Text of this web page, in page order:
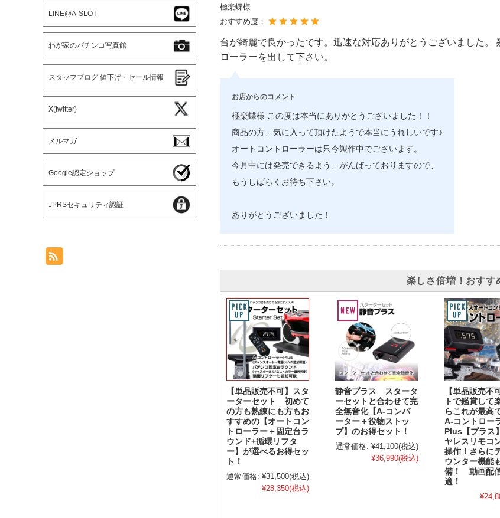
極楽蝶様
おすすめ度：
台が綺麗で良かったです。迅速な対応ありがとうございました
ローラーを出して下さい。
お店からのコメント
極楽蝶様 この度は本当にありがとうございました！！
商品の方、気に入って頂けたようで本当にうれしいです♪
オートコントローラーは只今製作中でございます。
今月中には発売できるよう、がんばっておりますので、
もうしばらくお待ち下さい。
ありがとうございました！
楽しさ倍増！おすす
【単品販売不可】スタ
ーターセット 初めて
の方も熟練にも方もお
すすめの【オートコン
トローラー＋固定台ラ
ウンド+循環リフタ
ー】が選べるお得セッ
ト！
通常価格: ¥31,500(税込)
¥28,350(税込)
静音プラス スタータ
ーセットと合わせて完
全無音化【A-コンバ
ーター＋役物ストッ
プ】のお得セット！
通常価格: ¥41,100(税込)
¥36,990(税込)
【単品販売不
トで鑑賞して
らこれが最高
A-コントロー
Plus【プラス
ヤレスリモコ
操作！さらに
ウンター機能
備！ 動画配
適！
LINE@A-SLOT
わが家のパチンコ写真館
スタッフブログ 値下げ・セール情報
X(twitter)
メルマガ
Google認定ショップ
JPRSセキュリティ認証